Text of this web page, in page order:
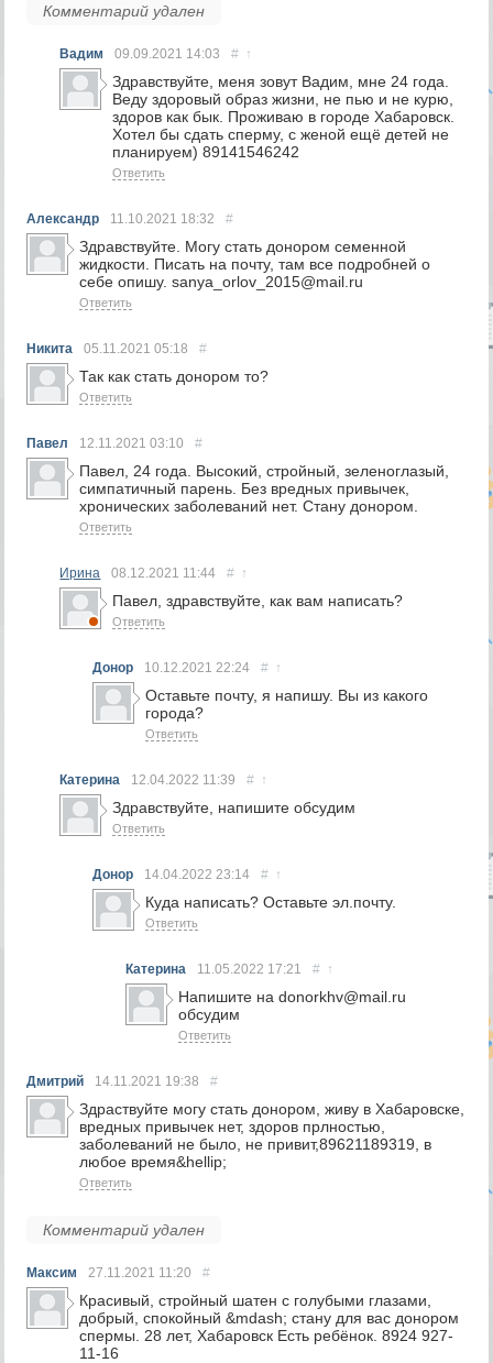
Комментарий удален
Вадим 09.09.2021 14:03 # ↑
Здравствуйте, меня зовут Вадим, мне 24 года.
Веду здоровый образ жизни, не пью и не курю,
здоров как бык. Проживаю в городе Хабаровск.
Хотел бы сдать сперму, с женой ещё детей не
планируем) 89141546242
Ответить
Александр 11.10.2021 18:32 #
Здравствуйте. Могу стать донором семенной
жидкости. Писать на почту, там все подробней о
себе опишу. sanya_orlov_2015@mail.ru
Ответить
Никита 05.11.2021 05:18 #
Так как стать донором то?
Ответить
Павел 12.11.2021 03:10 #
Павел, 24 года. Высокий, стройный, зеленоглазый,
симпатичный парень. Без вредных привычек,
хронических заболеваний нет. Стану донором.
Ответить
Ирина 08.12.2021 11:44 # ↑
Павел, здравствуйте, как вам написать?
Ответить
Донор 10.12.2021 22:24 # ↑
Оставьте почту, я напишу. Вы из какого
города?
Ответить
Катерина 12.04.2022 11:39 # ↑
Здравствуйте, напишите обсудим
Ответить
Донор 14.04.2022 23:14 # ↑
Куда написать? Оставьте эл.почту.
Ответить
Катерина 11.05.2022 17:21 # ↑
Напишите на donorkhv@mail.ru
обсудим
Ответить
Дмитрий 14.11.2021 19:38 #
Здраствуйте могу стать донором, живу в Хабаровске,
вредных привычек нет, здоров прлностью,
заболеваний не было, не привит,89621189319, в
любое время&hellip;
Ответить
Комментарий удален
Максим 27.11.2021 11:20 #
Красивый, стройный шатен с голубыми глазами,
добрый, спокойный &mdash; стану для вас донором
спермы. 28 лет, Хабаровск Есть ребёнок. 8924 927-
11-16